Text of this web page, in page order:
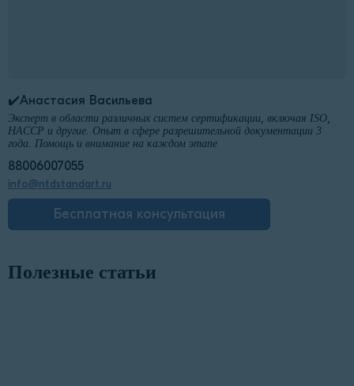
✔️Анастасия Васильева
Эксперт в области различных систем сертификации, включая ISO,
HACCP и другие. Опыт в сфере разрешительной документации 3
года. Помощь и внимание на каждом этапе
88006007055
info@ntdstandart.ru
Бесплатная консультация
Полезные статьи